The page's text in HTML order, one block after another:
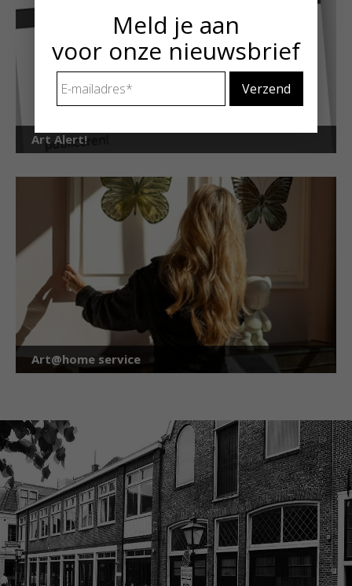
Art Alert!
Art@home service
Meld je aan
voor onze nieuwsbrief
mailadres *